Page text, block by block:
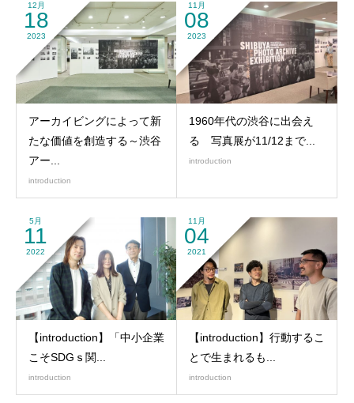
12月
18
2023
アーカイビングによって新
たな価値を創造する～渋谷
アー...
introduction
11月
08
2023
1960年代の渋谷に出会え
る 写真展が11/12まで...
introduction
5月
11
2022
【introduction】「中小企業
こそSDGｓ関...
introduction
11月
04
2021
【introduction】行動するこ
とで生まれるも...
introduction